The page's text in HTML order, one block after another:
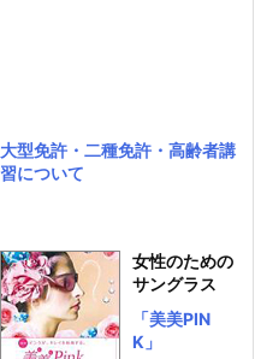
大型免許・二種免許・高齢者講
習について
女性のための
サングラス
「美美PIN
K」